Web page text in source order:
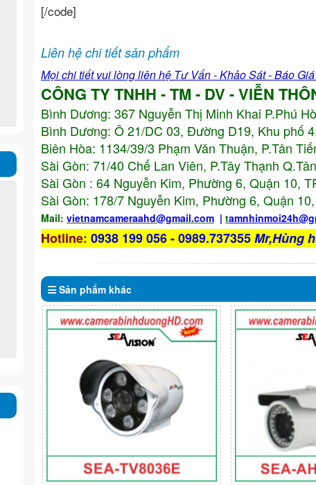
[/code]
Liên hệ chi tiết sản phẩm
Mọi chi tiết vui lòng liên hệ Tư Vấn - Khảo Sát - Báo
CÔNG TY TNHH - TM - DV - VIỄN
Bình Dương: 367 Nguyễn Thị Minh Khai P.Phú
Bình Dương: Ô 21/DC 03, Đường D19, Khu phố
Biên Hòa: 1134/39/3 Phạm Văn Thuận, P.Tân
Sài Gòn: 71/40 Chế Lan Viên, P.Tây Thạnh
Sài Gòn : 64 Nguyễn Kim, Phường 6, Quận 10,
Sài Gòn: 178/7 Nguyễn Kim, Phường 6, Quận 10,
Mail: vietnamcameraahd@gmail.com | t
Hotline: 0938 199 056 - 0989.737355Mr,Hùng
Sản phẩm khác